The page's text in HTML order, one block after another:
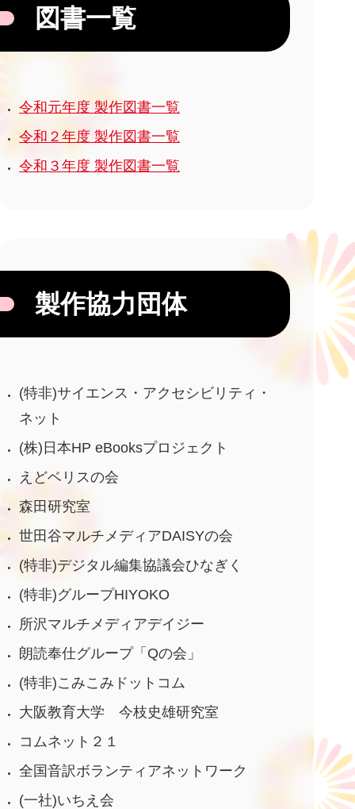
図書一覧
令和元年度 製作図書一覧
令和２年度 製作図書一覧
令和３年度 製作図書一覧
製作協力団体
(特非)サイエンス・アクセシビリティ・
ネット
(株)日本HP eBooksプロジェクト
えどベリスの会
森田研究室
世田谷マルチメディアDAISYの会
(特非)デジタル編集協議会ひなぎく
(特非)グループHIYOKO
所沢マルチメディアデイジー
朗読奉仕グループ「Qの会」
(特非)こみこみドットコム
大阪教育大学 今枝史雄研究室
コムネット２１
全国音訳ボランティアネットワーク
(一社)いちえ会